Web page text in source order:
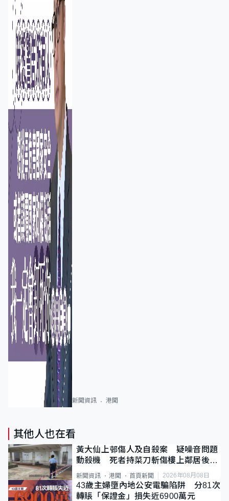
新聞資訊 港聞
其他人也在看
黃大仙上邨傷人及自殺案 疑噪音問題
動殺機 死者持菜刀斬傷樓上鄰居後墮
斃
新聞資訊 港聞 首頁新聞 2026年08月08日
43歲主婦墮內地公安電騙陷阱 分81次
轉賬「保證金」損失近6900萬元